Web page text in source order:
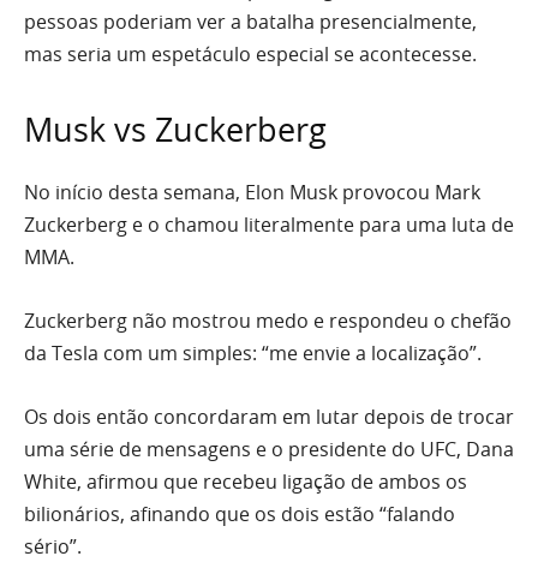
pessoas poderiam ver a batalha presencialmente,
mas seria um espetáculo especial se acontecesse.
Musk vs Zuckerberg
No início desta semana, Elon Musk provocou Mark
Zuckerberg e o chamou literalmente para uma luta de
MMA.
Zuckerberg não mostrou medo e respondeu o chefão
da Tesla com um simples: “me envie a localização”.
Os dois então concordaram em lutar depois de trocar
uma série de mensagens e o presidente do UFC, Dana
White, afirmou que recebeu ligação de ambos os
bilionários, afinando que os dois estão “falando
sério”.